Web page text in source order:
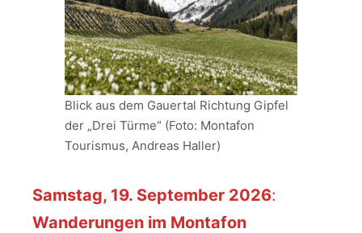
Blick aus dem Gauertal Richtung Gipfel
der „Drei Türme“ (Foto: Montafon
Tourismus, Andreas Haller)
Samstag, 19. September 2026:
Wanderungen im Montafon